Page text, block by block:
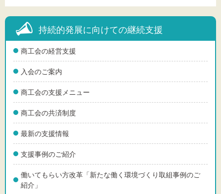
持続的発展に向けての継続支援
商工会の経営支援
入会のご案内
商工会の支援メニュー
商工会の共済制度
最新の支援情報
支援事例のご紹介
働いてもらい方改革「新たな働く環境づくり取組事例のご
紹介」